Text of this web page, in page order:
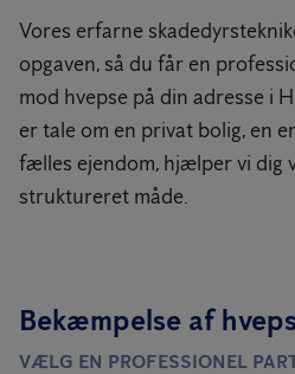
Vores erfarne
opgaven, så du får en
mod hvepse på din adresse i
er tale om en privat bolig, en
fælles ejendom, hjælper vi dig
struktureret måde.
Bekæmpelse af
VÆLG EN PROFESSIONEL